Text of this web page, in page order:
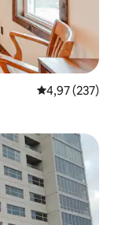
Évaluation
4,97 (237)